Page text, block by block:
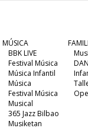
MÚSICA
BBK LIVE
Festival Música
Música Infantil
Música
Festival Música
Musical
365 Jazz Bilbao
Musiketan